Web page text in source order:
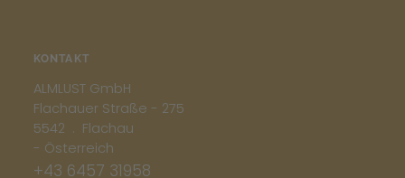
KONTAKT
ALMLUST GmbH
Flachauer Straße - 275
5542 . Flachau
- Österreich
+43 6457 31958